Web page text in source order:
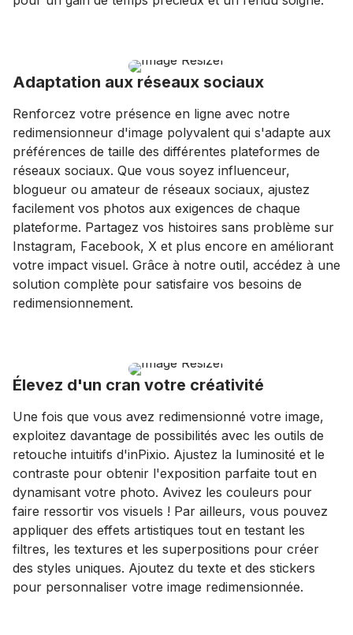
Adaptation aux réseaux sociaux
Renforcez votre présence en ligne avec notre
redimensionneur d'image polyvalent qui s'adapte aux
préférences de taille des différentes plateformes de
réseaux sociaux. Que vous soyez influenceur,
blogueur ou amateur de réseaux sociaux, ajustez
facilement vos photos aux exigences de chaque
plateforme. Partagez vos histoires sans problème sur
Instagram, Facebook, X et plus encore en améliorant
votre impact visuel. Grâce à notre outil, accédez à une
solution complète pour satisfaire vos besoins de
redimensionnement.
Élevez d'un cran votre créativité
Une fois que vous avez redimensionné votre image,
exploitez davantage de possibilités avec les outils de
retouche intuitifs d'inPixio. Ajustez la luminosité et le
contraste pour obtenir l'exposition parfaite tout en
dynamisant votre photo. Avivez les couleurs pour
faire ressortir vos visuels ! Par ailleurs, vous pouvez
appliquer des effets artistiques tout en testant les
filtres, les textures et les superpositions pour créer
des styles uniques. Ajoutez du texte et des stickers
pour personnaliser votre image redimensionnée.